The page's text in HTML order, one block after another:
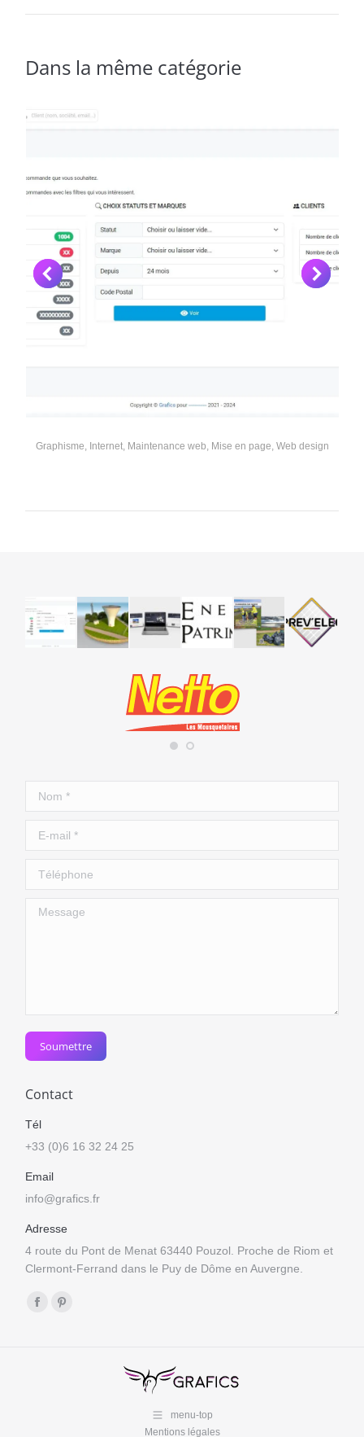
Dans la même catégorie
Graphisme, Internet, Maintenance web, Mise en page,Web design
Nom *
E-mail *
Téléphone
Message
Soumettre
Contact
Tél
+33 (0)6 16 32 24 25
Email
info@grafics.fr
Adresse
4 route du Pont de Menat 63440 Pouzol. Proche de Riom et
Clermont-Ferrand dans le Puy de Dôme en Auvergne.
Trouvez nous sur :
FacebookPinterest
menu-top
Mentions légales